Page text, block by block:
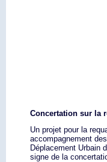
Concertation sur la
Un projet pour la
accompagnement
Déplacement Urbain
signe de la